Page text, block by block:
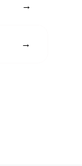
→
→